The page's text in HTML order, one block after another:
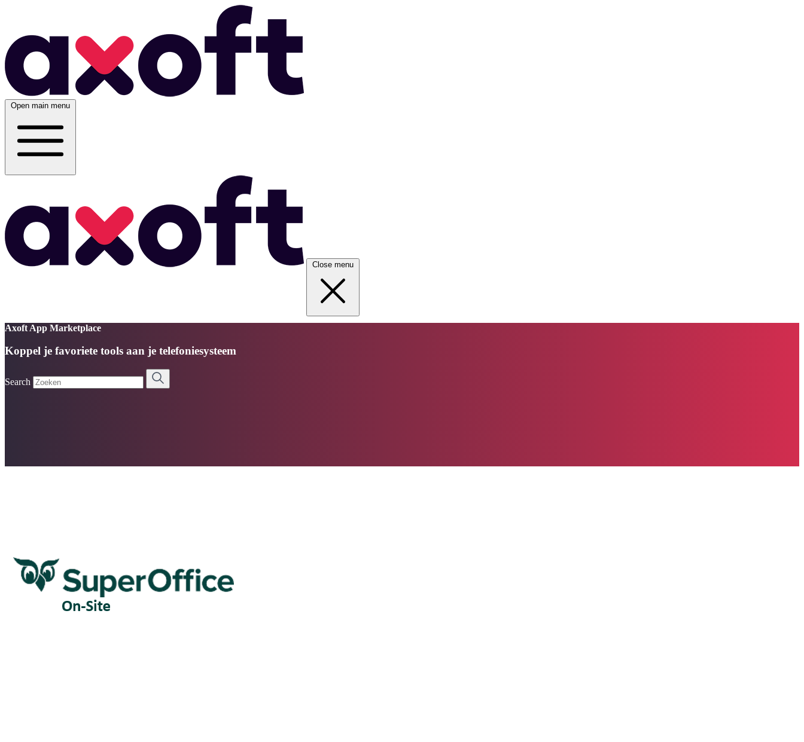
Open main menu
Close menu
Axoft App Marketplace
Koppel je favoriete tools aan je telefoniesysteem
Search